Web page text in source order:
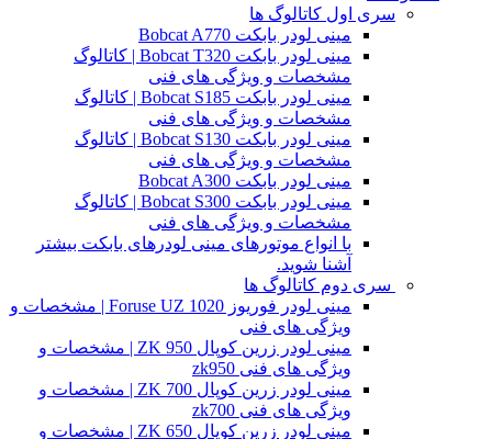
سری اول کاتالوگ ها
مینی لودر بابکت Bobcat A770
مینی لودر بابکت Bobcat T320 | کاتالوگ
مشخصات و ویژگی های فنی
مینی لودر بابکت Bobcat S185 | کاتالوگ
مشخصات و ویژگی های فنی
مینی لودر بابکت Bobcat S130 | کاتالوگ
مشخصات و ویژگی های فنی
مینی لودر بابکت Bobcat A300
مینی لودر بابکت Bobcat S300 | کاتالوگ
مشخصات و ویژگی های فنی
با انواع موتورهای مینی لودرهای بابکت بیشتر
آشنا شوید.
سری دوم کاتالوگ ها
مینی لودر فوریوز Foruse UZ 1020 | مشخصات و
ویژگی های فنی
مینی لودر زرین کوپال ZK 950 | مشخصات و
ویژگی های فنی zk950
مینی لودر زرین کوپال ZK 700 | مشخصات و
ویژگی های فنی zk700
مینی لودر زرین کوپال ZK 650 | مشخصات و